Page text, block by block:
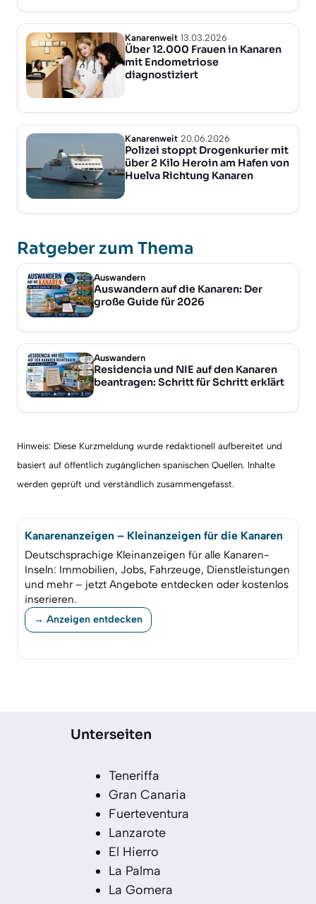
Kanarenweit 13.03.2026
Über 12.000 Frauen in Kanaren
mit Endometriose
diagnostiziert
Kanarenweit 20.06.2026
Polizei stoppt Drogenkurier mit
über 2 Kilo Heroin am Hafen von
Huelva Richtung Kanaren
Ratgeber zum Thema
Auswandern
Auswandern auf die Kanaren: Der
große Guide für 2026
Auswandern
Residencia und NIE auf den Kanaren
beantragen: Schritt für Schritt erklärt
Hinweis: Diese Kurzmeldung wurde redaktionell aufbereitet und
basiert auf öffentlich zugänglichen spanischen Quellen. Inhalte
werden geprüft und verständlich zusammengefasst.
Kanarenanzeigen – Kleinanzeigen für die Kanaren
Deutschsprachige Kleinanzeigen für alle Kanaren-
Inseln: Immobilien, Jobs, Fahrzeuge, Dienstleistungen
und mehr – jetzt Angebote entdecken oder kostenlos
inserieren.
→ Anzeigen entdecken
Unterseiten
Teneriffa
Gran Canaria
Fuerteventura
Lanzarote
El Hierro
La Palma
La Gomera